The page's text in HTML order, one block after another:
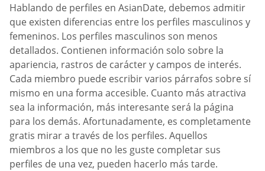
Hablando de perfiles en AsianDate, debemos admitir
que existen diferencias entre los perfiles masculinos y
femeninos. Los perfiles masculinos son menos
detallados. Contienen información solo sobre la
apariencia, rastros de carácter y campos de interés.
Cada miembro puede escribir varios párrafos sobre sí
mismo en una forma accesible. Cuanto más atractiva
sea la información, más interesante será la página
para los demás. Afortunadamente, es completamente
gratis mirar a través de los perfiles. Aquellos
miembros a los que no les guste completar sus
perfiles de una vez, pueden hacerlo más tarde.